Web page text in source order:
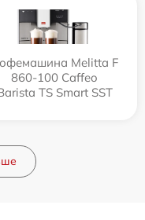
Melitta F
860-100 Caffeo
TS Smart SST